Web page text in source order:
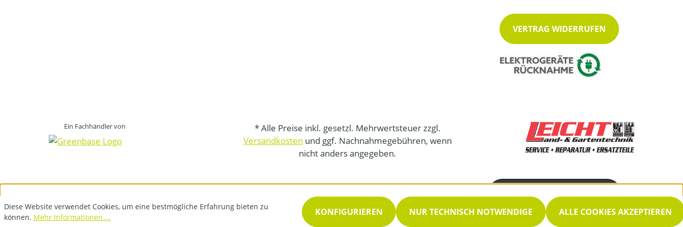
VERTRAG WIDERRUFEN
Ein Fachhändler von
* Alle Preise inkl. gesetzl. Mehrwertsteuer zzgl.
Versandkosten und ggf. Nachnahmegebühren, wenn
nicht anders angegeben.
09761/39798-0
Servicezeiten
Diese Website verwendet Cookies, um eine bestmögliche Erfahrung bieten zu
können. Mehr Informationen ... NUR TECHNISCH NOTWENDIGE
KONFIGURIEREN ALLE COOKIES AKZEPTIEREN